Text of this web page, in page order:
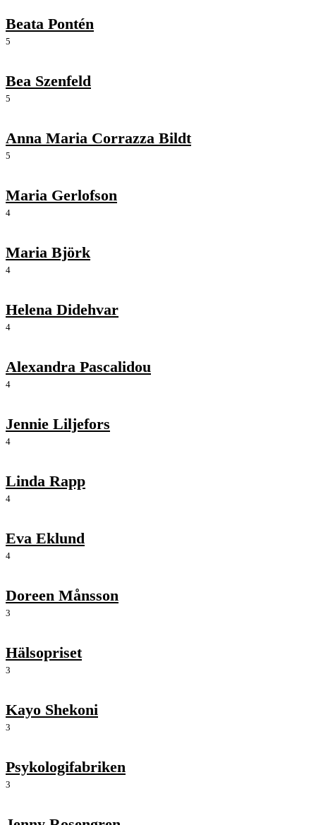
Beata Pontén
5
Bea Szenfeld
5
Anna Maria Corrazza Bildt
5
Maria Gerlofson
4
Maria Björk
4
Helena Didehvar
4
Alexandra Pascalidou
4
Jennie Liljefors
4
Linda Rapp
4
Eva Eklund
4
Doreen Månsson
3
Hälsopriset
3
Kayo Shekoni
3
Psykologifabriken
3